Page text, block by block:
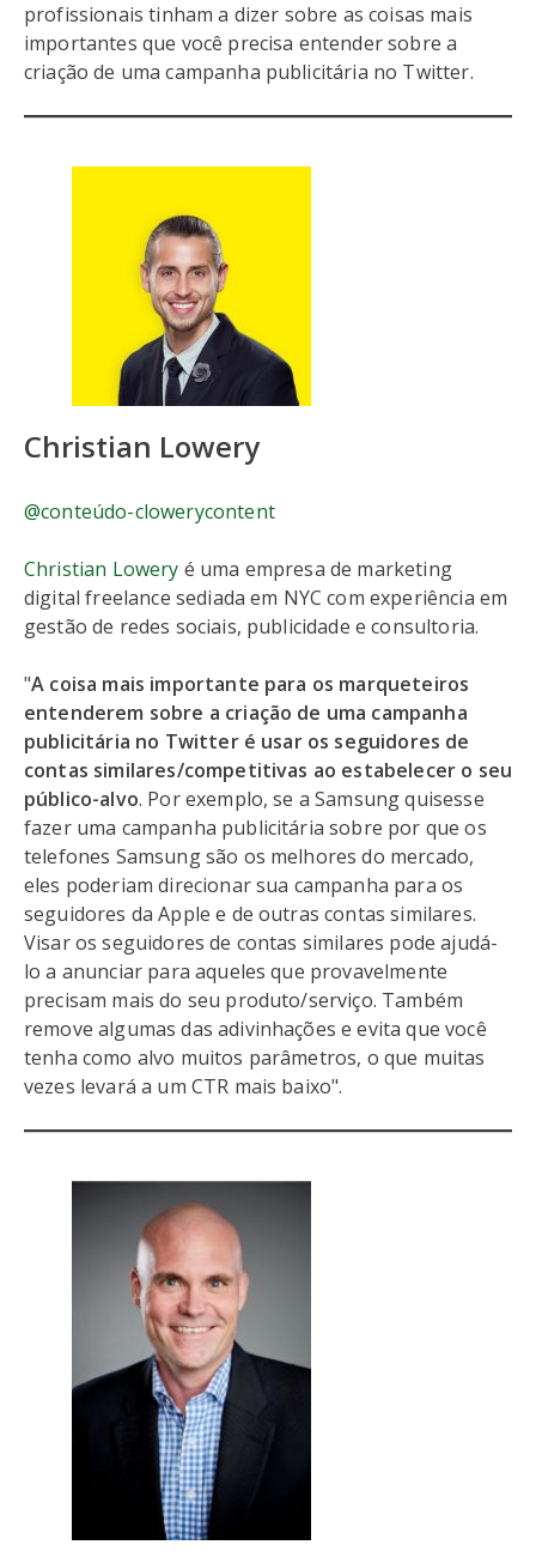
profissionais tinham a dizer sobre as coisas mais
importantes que você precisa entender sobre a
criação de uma campanha publicitária no Twitter.
Christian Lowery
@conteúdo-clowerycontent
Christian Lowery é uma empresa de marketing
digital freelance sediada em NYC com experiência em
gestão de redes sociais, publicidade e consultoria.
"A coisa mais importante para os marqueteiros
entenderem sobre a criação de uma campanha
publicitária no Twitter é usar os seguidores de
contas similares/competitivas ao estabelecer o seu
público-alvo. Por exemplo, se a Samsung quisesse
fazer uma campanha publicitária sobre por que os
telefones Samsung são os melhores do mercado,
eles poderiam direcionar sua campanha para os
seguidores da Apple e de outras contas similares.
Visar os seguidores de contas similares pode ajudá-
lo a anunciar para aqueles que provavelmente
precisam mais do seu produto/serviço. Também
remove algumas das adivinhações e evita que você
tenha como alvo muitos parâmetros, o que muitas
vezes levará a um CTR mais baixo".